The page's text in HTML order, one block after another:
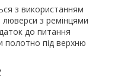
з використанням
люверси з ремінцями
до питання
полотно під верхню